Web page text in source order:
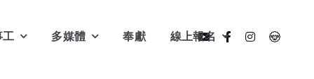
多媒體 奉獻 線上報名